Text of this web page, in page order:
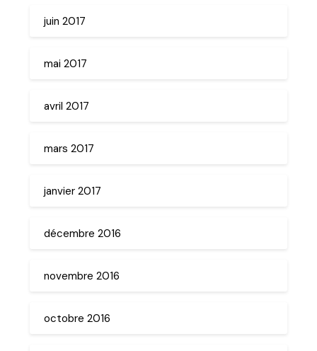
juin 2017
mai 2017
avril 2017
mars 2017
janvier 2017
décembre 2016
novembre 2016
octobre 2016